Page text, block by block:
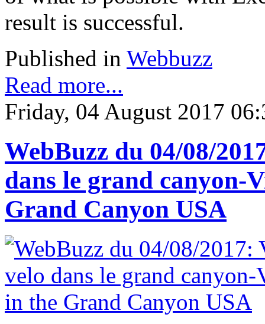
result is successful.
Published in Webbuzz
Read more...
Friday, 04 August 2017
WebBuzz du 04/08/
dans le grand
Grand Canyon USA